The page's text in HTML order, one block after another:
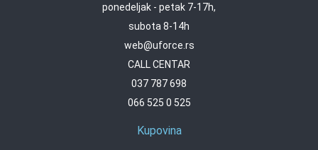
ponedeljak - petak 7-17h,
subota 8-14h
web@uforce.rs
CALL CENTAR
037 787 698
066 525 0 525
Kupovina